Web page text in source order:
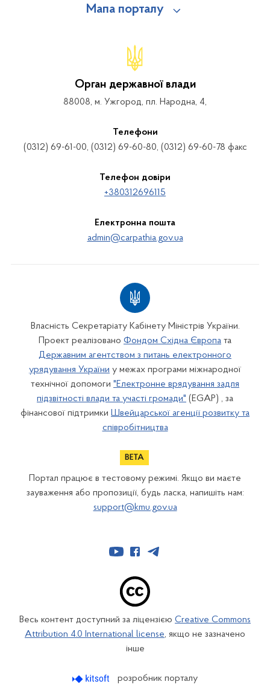
Мапа порталу
Орган державної влади
88008, м. Ужгород, пл. Народна, 4,
Телефони
(0312) 69-61-00, (0312) 69-60-80, (0312) 69-60-78 факс
Телефон довіри
+380312696115
Електронна пошта
admin@carpathia.gov.ua
Власність Секретаріату Кабінету Міністрів України.
Проект реалізовано Фондом Східна Європа та
Державним агентством з питань електронного
урядування України у межах програми міжнародної
технічної допомоги "Електронне врядування задля
підзвітності влади та участі громади" (EGAP) , за
фінансової підтримки Швейцарської агенції розвитку та
співробітництва
Портал працює в тестовому режимі. Якщо ви маєте
зауваження або пропозиції, будь ласка, напишіть нам:
support@kmu.gov.ua
Весь контент доступний за ліцензією Creative Commons
Attribution 4.0 International license, якщо не зазначено
інше
розробник порталу